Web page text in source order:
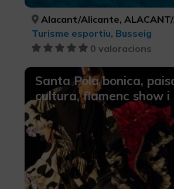
Alacant/Alicante, ALACANT/
Turisme esportiu, Busseig
0 valoracions
Santa Pola bonica,
cultura, flamenc show i